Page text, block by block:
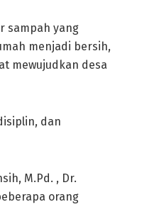
sampah yang
menjadi bersih,
mewujudkan desa
dan
M.Pd. , Dr.
orang